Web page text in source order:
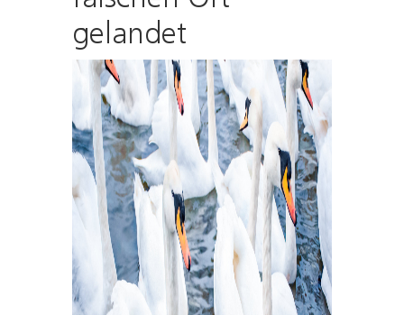
gelandet